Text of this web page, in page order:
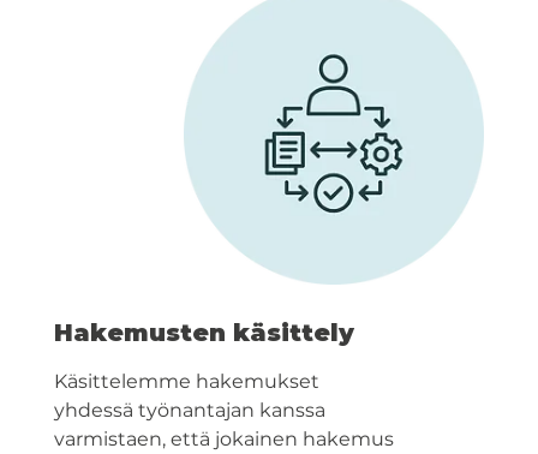
Hakemusten käsittely
Käsittelemme hakemukset
yhdessä työnantajan kanssa
varmistaen, että jokainen hakemus